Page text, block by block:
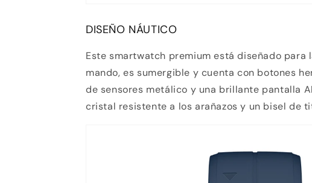
DISEÑO NÁUTICO
Este smartwatch premium está diseñado para
mando, es sumergible y cuenta con botones
de sensores metálico y una brillante pantalla
cristal resistente a los arañazos y un bisel de